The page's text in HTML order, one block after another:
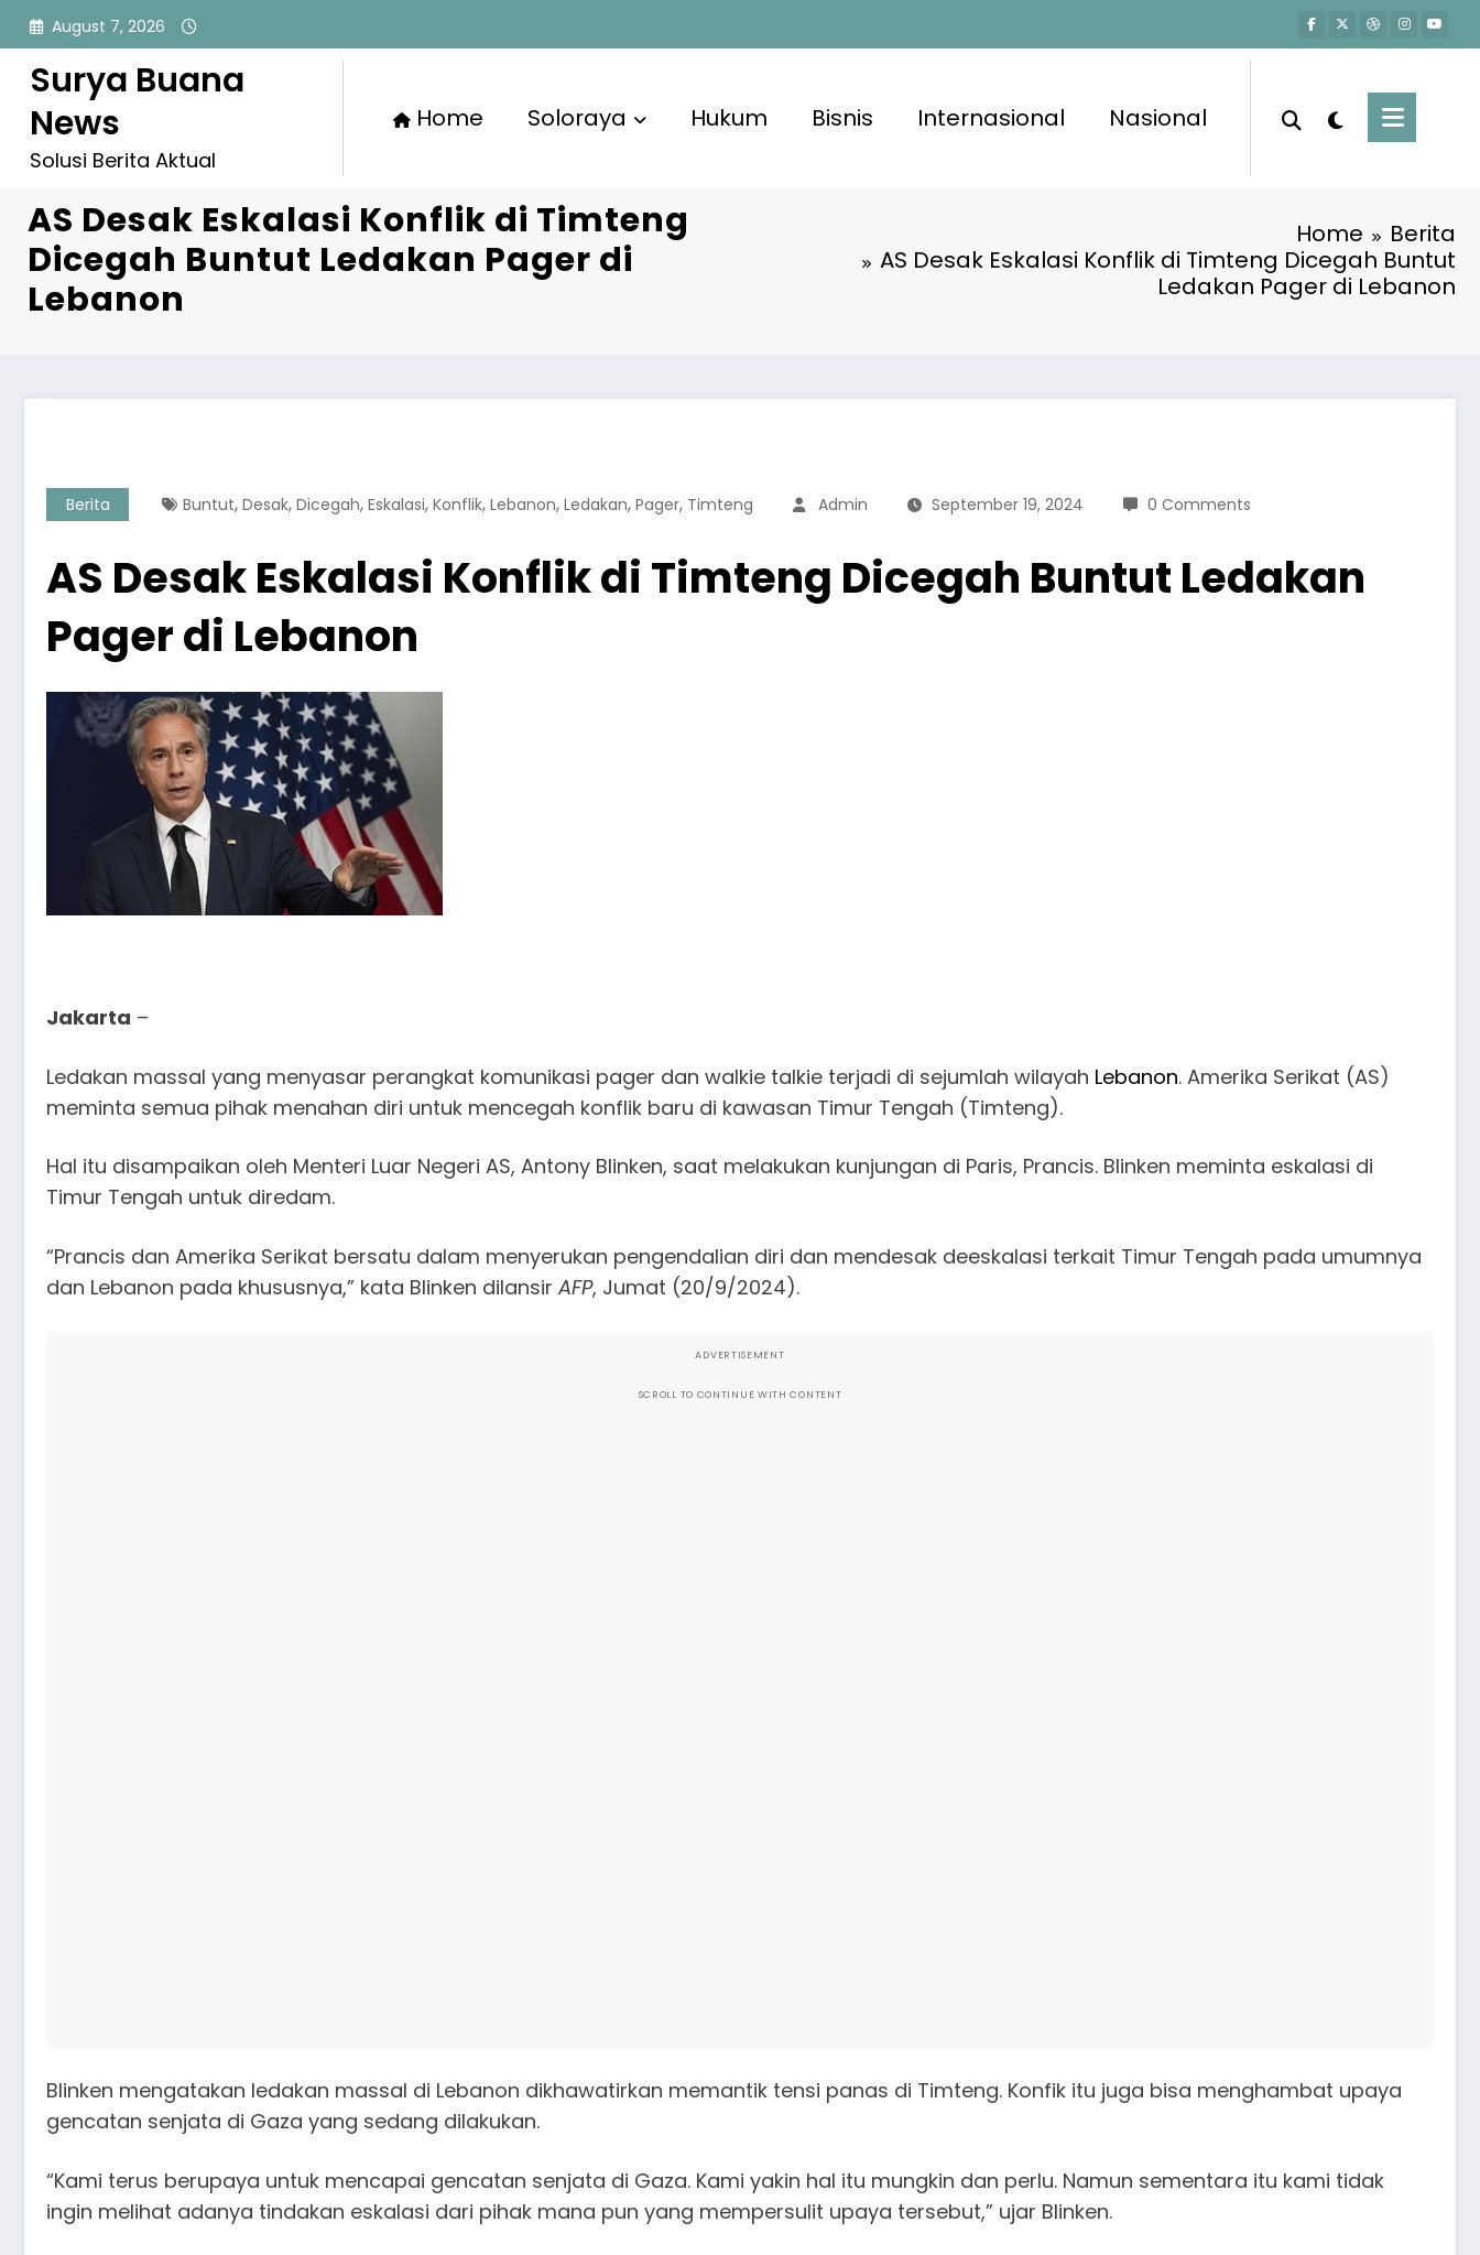
Skip
content
August 7, 2026
Surya Buana
News
Solusi Berita Aktual
Home Soloraya Hukum Bisnis Internasional Nasional
AS Desak Eskalasi Konflik di Timteng
Dicegah Buntut Ledakan Pager di
Lebanon
Home
Berita
AS Desak Eskalasi Konflik di Timteng Dicegah Buntut
Ledakan Pager di Lebanon
Berita Buntut, Desak, Dicegah, Eskalasi, Konflik, Lebanon, Ledakan, Pager, Timteng Admin September 19, 2024 0 Comments
AS Desak Eskalasi Konflik di Timteng Dicegah Buntut Ledakan
Pager di Lebanon
Jakarta –
Ledakan massal yang menyasar perangkat komunikasi pager dan walkie talkie terjadi di sejumlah wilayah Lebanon. Amerika Serikat (AS)
meminta semua pihak menahan diri untuk mencegah konflik baru di kawasan Timur Tengah (Timteng).
Hal itu disampaikan oleh Menteri Luar Negeri AS, Antony Blinken, saat melakukan kunjungan di Paris, Prancis. Blinken meminta eskalasi di
Timur Tengah untuk diredam.
“Prancis dan Amerika Serikat bersatu dalam menyerukan pengendalian diri dan mendesak deeskalasi terkait Timur Tengah pada umumnya
dan Lebanon pada khususnya,” kata Blinken dilansir AFP, Jumat (20/9/2024).
ADVERTISEMENT
SCROLL TO CONTINUE WITH CONTENT
Blinken mengatakan ledakan massal di Lebanon dikhawatirkan memantik tensi panas di Timteng. Konfik itu juga bisa menghambat upaya
gencatan senjata di Gaza yang sedang dilakukan.
“Kami terus berupaya untuk mencapai gencatan senjata di Gaza. Kami yakin hal itu mungkin dan perlu. Namun sementara itu kami tidak
ingin melihat adanya tindakan eskalasi dari pihak mana pun yang mempersulit upaya tersebut,” ujar Blinken.